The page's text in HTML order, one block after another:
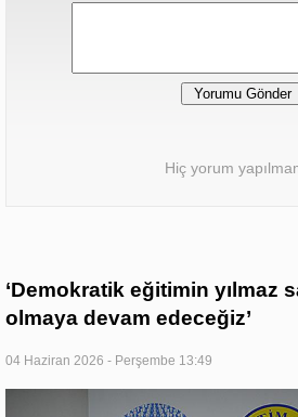
Hiç yorum
‘Demokratik eğitimin yılmaz
olmaya devam edeceğiz’
04 Haziran 2026 - Perşembe 13:49